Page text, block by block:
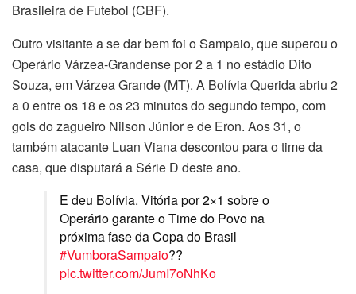
Brasileira de Futebol (CBF).
Outro visitante a se dar bem foi o Sampaio, que superou o
Operário Várzea-Grandense por 2 a 1 no estádio Dito
Souza, em Várzea Grande (MT). A Bolívia Querida abriu 2
a 0 entre os 18 e os 23 minutos do segundo tempo, com
gols do zagueiro Nilson Júnior e de Eron. Aos 31, o
também atacante Luan Viana descontou para o time da
casa, que disputará a Série D deste ano.
E deu Bolívia. Vitória por 2×1 sobre o
Operário garante o Time do Povo na
próxima fase da Copa do Brasil
#VumboraSampaio??
pic.twitter.com/JumI7oNhKo